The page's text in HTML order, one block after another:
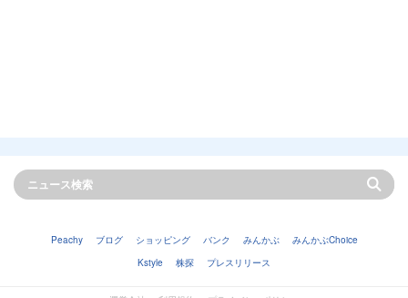
Peachy ブログ ショッピング バンク みんかぶ
みんかぶChoice
Kstyle
株探 プレスリリース